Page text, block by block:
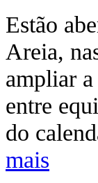
Estão
Areia,
ampliar
entre
do
mais